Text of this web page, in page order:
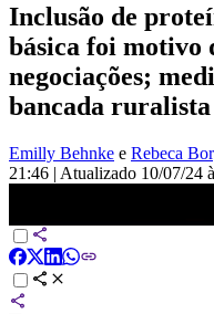
Inclusão de
básica foi motivo
negociações;
bancada ruralista
Emilly Behnke e Rebeca
21:46 | Atualizado 10/07/24